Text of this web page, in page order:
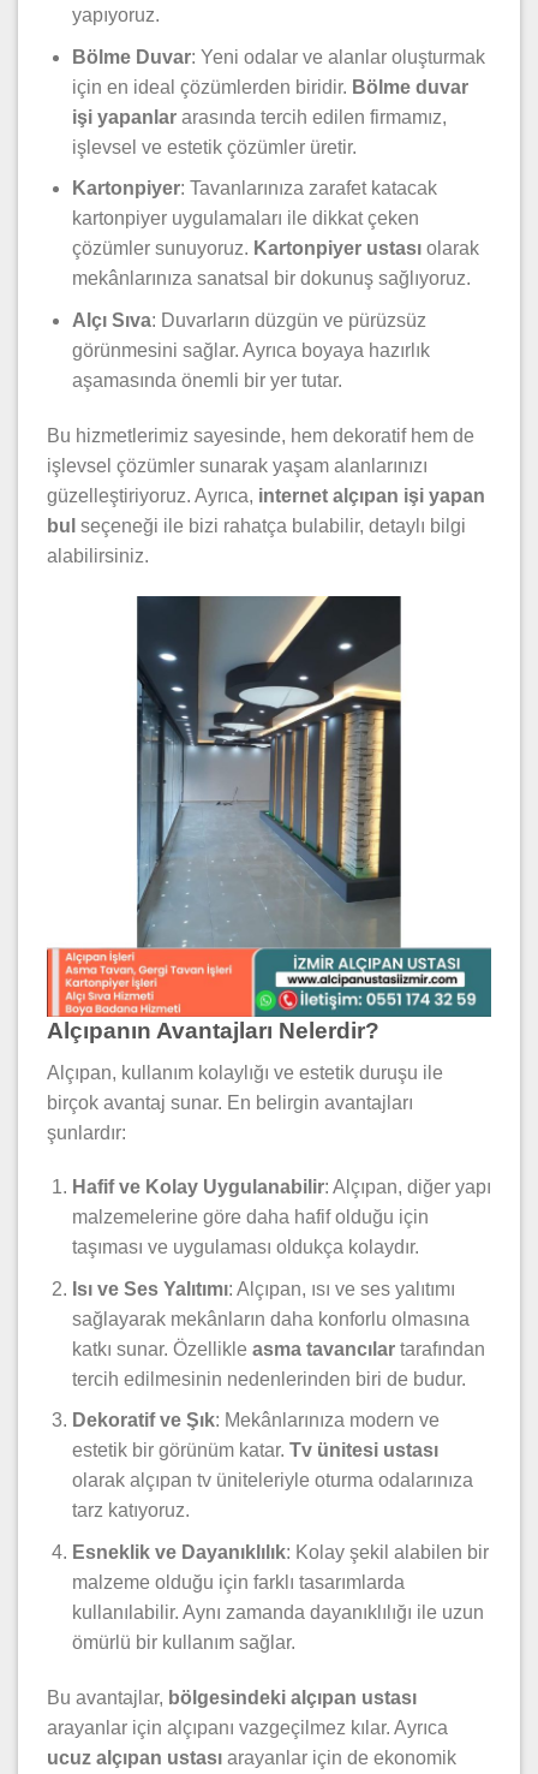
yapıyoruz.
Bölme Duvar: Yeni odalar ve alanlar oluşturmak
için en ideal çözümlerden biridir. Bölme duvar
işi yapanlararasında tercih edilen firmamız,
işlevsel ve estetik çözümler üretir.
Kartonpiyer: Tavanlarınıza zarafet katacak
kartonpiyer uygulamaları ile dikkat çeken
çözümler sunuyoruz. Kartonpiyer ustasıolarak
mekânlarınıza sanatsal bir dokunuş sağlıyoruz.
Alçı Sıva: Duvarların düzgün ve pürüzsüz
görünmesini sağlar. Ayrıca boyaya hazırlık
aşamasında önemli bir yer tutar.
Bu hizmetlerimiz sayesinde, hem dekoratif hem de
işlevsel çözümler sunarak yaşam alanlarınızı
güzelleştiriyoruz. Ayrıca, internet alçıpan işi yapan
bul seçeneği ile bizi rahatça bulabilir, detaylı bilgi
alabilirsiniz.
Alçıpanın Avantajları Nelerdir?
Alçıpan, kullanım kolaylığı ve estetik duruşu ile
birçok avantaj sunar. En belirgin avantajları
şunlardır:
Hafif ve Kolay Uygulanabilir: Alçıpan, diğer yapı
malzemelerine göre daha hafif olduğu için
taşıması ve uygulaması oldukça kolaydır.
Isı ve Ses Yalıtımı: Alçıpan, ısı ve ses yalıtımı
sağlayarak mekânların daha konforlu olmasına
katkı sunar. Özellikle asma tavancılartarafından
tercih edilmesinin nedenlerinden biri de budur.
Dekoratif ve Şık: Mekânlarınıza modern ve
estetik bir görünüm katar. Tv ünitesi ustası
olarak alçıpan tv üniteleriyle oturma odalarınıza
tarz katıyoruz.
Esneklik ve Dayanıklılık: Kolay şekil alabilen bir
malzeme olduğu için farklı tasarımlarda
kullanılabilir. Aynı zamanda dayanıklılığı ile uzun
ömürlü bir kullanım sağlar.
Bu avantajlar, bölgesindeki alçıpan ustası
arayanlar için alçıpanı vazgeçilmez kılar. Ayrıca
ucuz alçıpan ustası arayanlar için de ekonomik